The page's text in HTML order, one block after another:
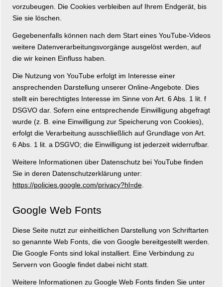
vorzubeugen. Die Cookies verbleiben auf Ihrem Endgerät, bis
Sie sie löschen.
Gegebenenfalls können nach dem Start eines YouTube-Videos
weitere Datenverarbeitungsvorgänge ausgelöst werden, auf
die wir keinen Einfluss haben.
Die Nutzung von YouTube erfolgt im Interesse einer
ansprechenden Darstellung unserer Online-Angebote. Dies
stellt ein berechtigtes Interesse im Sinne von Art. 6 Abs. 1 lit. f
DSGVO dar. Sofern eine entsprechende Einwilligung abgefragt
wurde (z. B. eine Einwilligung zur Speicherung von Cookies),
erfolgt die Verarbeitung ausschließlich auf Grundlage von Art.
6 Abs. 1 lit. a DSGVO; die Einwilligung ist jederzeit widerrufbar.
Weitere Informationen über Datenschutz bei YouTube finden
Sie in deren Datenschutzerklärung unter:
https://policies.google.com/privacy?hl=de.
Google Web Fonts
Diese Seite nutzt zur einheitlichen Darstellung von Schriftarten
so genannte Web Fonts, die von Google bereitgestellt werden.
Die Google Fonts sind lokal installiert. Eine Verbindung zu
Servern von Google findet dabei nicht statt.
Weitere Informationen zu Google Web Fonts finden Sie unter